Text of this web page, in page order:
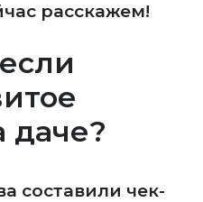
расскажем!
даче?
составили чек-